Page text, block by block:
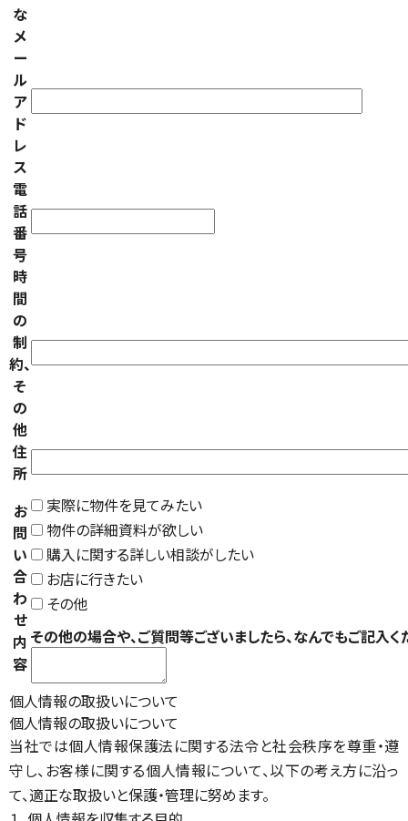
な
メ
ー
ル
ア
ド
レ
ス
電
話
番
号
時
間
の
制
約、
そ
の
他
住
所
お
問
い
合
わ
せ
内
容
実際に物件を見てみたい
物件の詳細資料が欲しい
購入に関する詳しい相談がしたい
お店に行きたい
その他
その他の場合や、ご質問等ございましたら、なんでもご記入く
個人情報の取扱いについて
個人情報の取扱いについて
当社では個人情報保護法に関する法令と社会秩序を尊重・遵
守し、お客様に関する個人情報について、以下の考え方に沿っ
て、適正な取扱いと保護・管理に努めます。